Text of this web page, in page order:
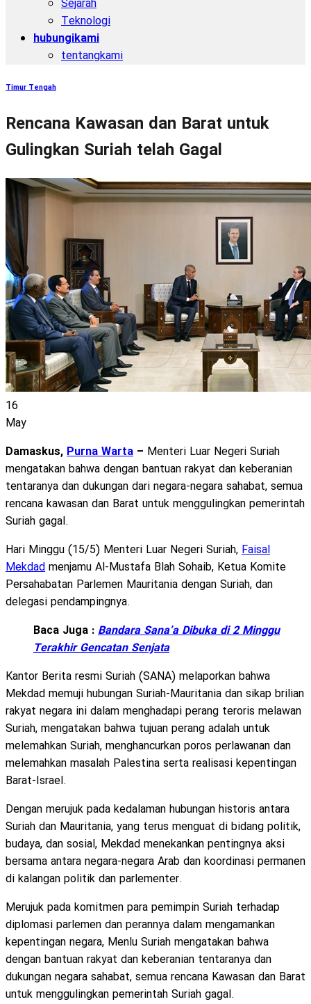
Sejarah
Teknologi
hubungikami
tentangkami
Timur Tengah
Rencana Kawasan dan Barat untuk
Gulingkan Suriah telah Gagal
16
May
Damaskus, Purna Warta – Menteri Luar Negeri Suriah
mengatakan bahwa dengan bantuan rakyat dan keberanian
tentaranya dan dukungan dari negara-negara sahabat, semua
rencana kawasan dan Barat untuk menggulingkan pemerintah
Suriah gagal.
Hari Minggu (15/5) Menteri Luar Negeri Suriah, Faisal
Mekdad menjamu Al-Mustafa Blah Sohaib, Ketua Komite
Persahabatan Parlemen Mauritania dengan Suriah, dan
delegasi pendampingnya.
Baca Juga : Bandara Sana’a Dibuka di 2 Minggu
Terakhir Gencatan Senjata
Kantor Berita resmi Suriah (SANA) melaporkan bahwa
Mekdad memuji hubungan Suriah-Mauritania dan sikap brilian
rakyat negara ini dalam menghadapi perang teroris melawan
Suriah, mengatakan bahwa tujuan perang adalah untuk
melemahkan Suriah, menghancurkan poros perlawanan dan
melemahkan masalah Palestina serta realisasi kepentingan
Barat-Israel.
Dengan merujuk pada kedalaman hubungan historis antara
Suriah dan Mauritania, yang terus menguat di bidang politik,
budaya, dan sosial, Mekdad menekankan pentingnya aksi
bersama antara negara-negara Arab dan koordinasi permanen
di kalangan politik dan parlementer.
Merujuk pada komitmen para pemimpin Suriah terhadap
diplomasi parlemen dan perannya dalam mengamankan
kepentingan negara, Menlu Suriah mengatakan bahwa
dengan bantuan rakyat dan keberanian tentaranya dan
dukungan negara sahabat, semua rencana Kawasan dan Barat
untuk menggulingkan pemerintah Suriah gagal.